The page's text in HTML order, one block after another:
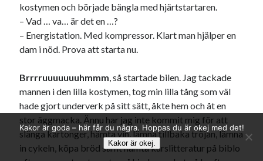
kostymen och började bängla med hjärtstartaren.
– Vad … va… är det en …?
– Energistation. Med kompressor. Klart man hjälper en
dam i nöd. Prova att starta nu.
Brrrruuuuuuuhmmm , så startade bilen. Jag tackade
mannen i den lilla kostymen, tog min lilla tång som väl
hade gjort underverk på sitt sätt, åkte hem och åt en
stor äggmacka. Ännu har jag inte kommit mig för att
slänga kartonger, hämta vin, lämna tillbaka tröjan, lämna
in cykeln, köpa bröd samt hämta kurslitteratur på biblo
Kakor är goda – här får du några. Hoppas du är okej med det!
Kakor är okej.